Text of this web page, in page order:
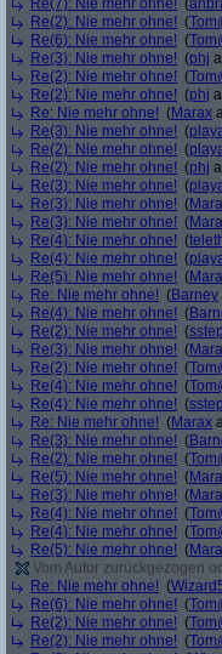
Re(7): Nie mehr ohne! (
Re(2): Nie mehr ohne! (
Re(6): Nie mehr ohne! (
Re(3): Nie mehr ohne! (phj
Re(2): Nie mehr ohne! (
Re(2): Nie mehr ohne! (phj
Re: Nie mehr ohne! (Marax
Re(3): Nie mehr ohne! (
Re(2): Nie mehr ohne! (
Re(2): Nie mehr ohne! (phj
Re(3): Nie mehr ohne! (
Re(3): Nie mehr ohne! (
Re(3): Nie mehr ohne! (
Re(4): Nie mehr ohne! (
Re(4): Nie mehr ohne! (
Re(5): Nie mehr ohne! (
Re: Nie mehr ohne! (Barney
Re(4): Nie mehr ohne! (
Re(2): Nie mehr ohne! (
Re(3): Nie mehr ohne! (
Re(2): Nie mehr ohne! (
Re(4): Nie mehr ohne! (
Re(4): Nie mehr ohne! (
Re: Nie mehr ohne! (Marax
Re(3): Nie mehr ohne! (
Re(2): Nie mehr ohne! (
Re(5): Nie mehr ohne! (
Re(3): Nie mehr ohne! (
Re(4): Nie mehr ohne! (
Re(4): Nie mehr ohne! (
Re(5): Nie mehr ohne! (
Vom Autor zurückgezogen
Re: Nie mehr ohne! (
Re(6): Nie mehr ohne! (
Re(2): Nie mehr ohne! (
Re(2): Nie mehr ohne! (